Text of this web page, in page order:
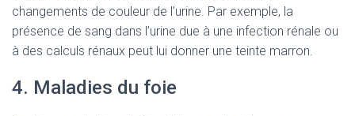
changements de couleur de l’urine. Par exemple, la
présence de sang dans l’urine due à une infection rénale ou
à des calculs rénaux peut lui donner une teinte marron.
4. Maladies du foie